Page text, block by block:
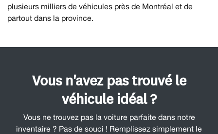
plusieurs milliers de véhicules près de Montréal et de
partout dans la province.
Vous n'avez pas trouvé le
véhicule idéal ?
Vous ne trouvez pas la voiture parfaite dans notre
inventaire ? Pas de souci ! Remplissez simplement le